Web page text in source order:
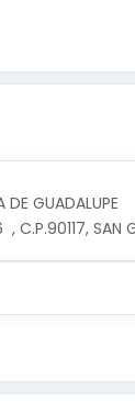
DE GUADALUPE
, C.P.90117,